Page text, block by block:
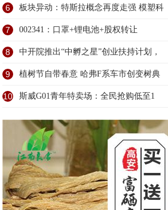
6 板块异动：特斯拉概念再度走强 模塑科
7 002341：口罩+锂电池+股权转让
8 中开院推出“中孵之星”创业扶持计划，
9 植树节自带春意 哈弗F系车市创变树典
10 斯威G01青年特卖场：全民抢购低至1